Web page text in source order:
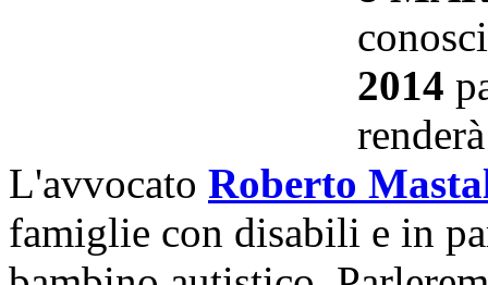
2014
L'avvocato Roberto
famiglie con disabili e in